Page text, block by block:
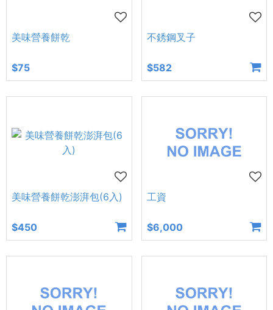
美味營養餅乾
$75
不銹鋼叉子
$582
美味營養餅乾澎湃包(6入)
$450
工資
$6,000